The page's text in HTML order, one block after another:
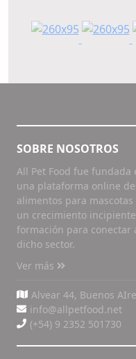
SOBRE NOSOTROS
All Pet Food fue fundada
una plataforma online
alimentos para
un crecimiento
formación para conectar
dicho sector.
Ver más
Alvear 44, Buenos
info@allpetfood.net
(+54) 9 2352 501730